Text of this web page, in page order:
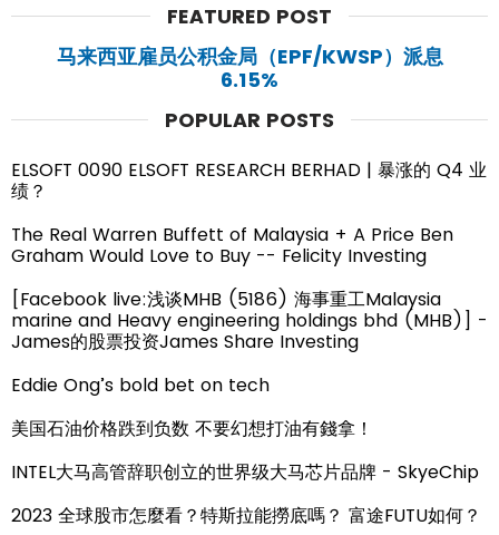
FEATURED POST
马来西亚雇员公积金局（EPF/KWSP）派息
6.15%
POPULAR POSTS
ELSOFT 0090 ELSOFT RESEARCH BERHAD | 暴涨的 Q4 业
绩？
The Real Warren Buffett of Malaysia + A Price Ben
Graham Would Love to Buy -- Felicity Investing
[Facebook live:浅谈MHB (5186) 海事重工Malaysia
marine and Heavy engineering holdings bhd (MHB)] -
James的股票投资James Share Investing
Eddie Ong’s bold bet on tech
美国石油价格跌到负数 不要幻想打油有錢拿！
INTEL大马高管辞职创立的世界级大马芯片品牌 - SkyeChip
2023 全球股市怎麼看？特斯拉能撈底嗎？ 富途FUTU如何？